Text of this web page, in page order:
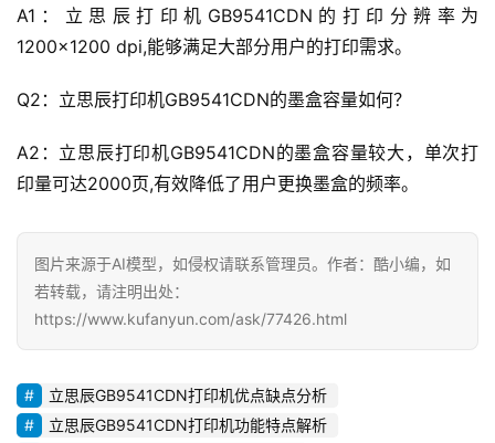
A1：立思辰打印机GB9541CDN的打印分辨率为
1200×1200 dpi,能够满足大部分用户的打印需求。
Q2：立思辰打印机GB9541CDN的墨盒容量如何？
A2：立思辰打印机GB9541CDN的墨盒容量较大，单次打
印量可达2000页,有效降低了用户更换墨盒的频率。
图片来源于AI模型，如侵权请联系管理员。作者：酷小编，如
若转载，请注明出处：
https://www.kufanyun.com/ask/77426.html
立思辰GB9541CDN打印机优点缺点分析
立思辰GB9541CDN打印机功能特点解析